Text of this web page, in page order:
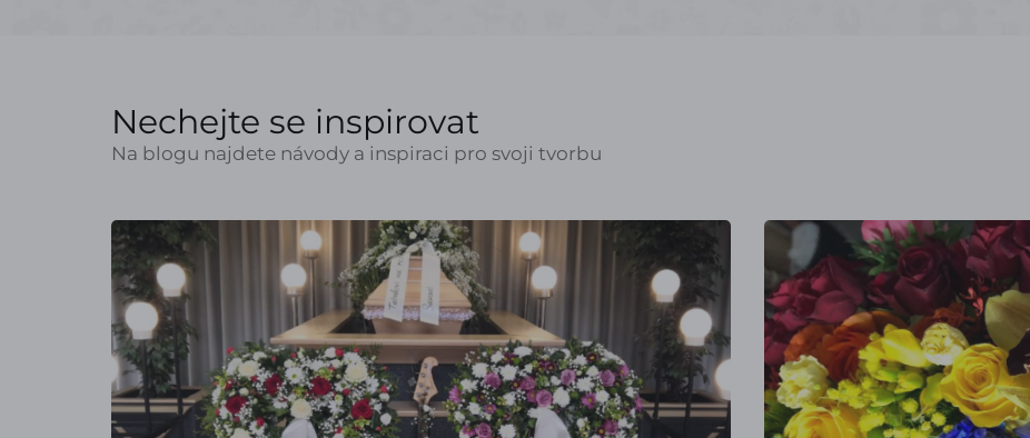
Nechejte se inspirovat
Na blogu najdete návody a inspiraci pro svoji tvorbu